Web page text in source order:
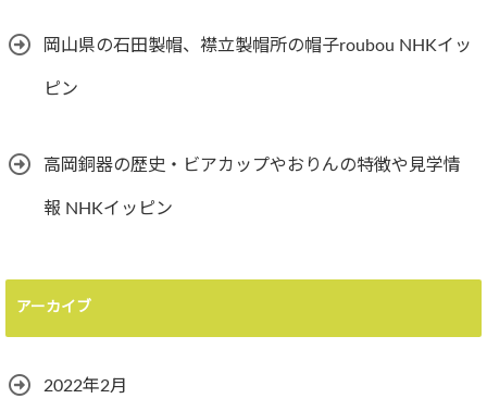
岡山県の石田製帽、襟立製帽所の帽子roubou NHKイッ
ピン
高岡銅器の歴史・ビアカップやおりんの特徴や見学情
報 NHKイッピン
アーカイブ
2022年2月